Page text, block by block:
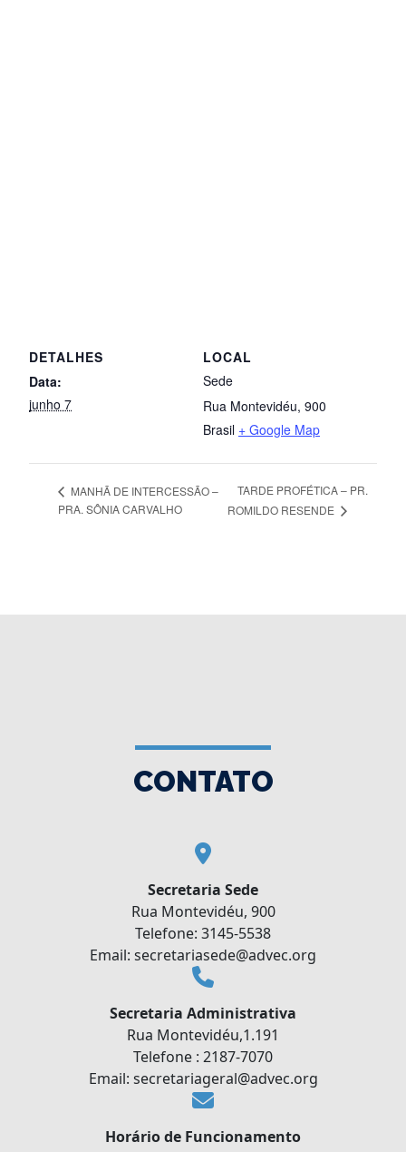
DETALHES
Data:
junho 7
LOCAL
Sede
Rua Montevidéu, 900
Brasil + Google Map
MANHÃ DE INTERCESSÃO –
PRA. SÔNIA CARVALHO
TARDE PROFÉTICA – PR.
ROMILDO RESENDE
CONTATO
Secretaria Sede
Rua Montevidéu, 900
Telefone: 3145-5538
Email: secretariasede@advec.org
Secretaria Administrativa
Rua Montevidéu,1.191
Telefone : 2187-7070
Email: secretariageral@advec.org
Horário de Funcionamento